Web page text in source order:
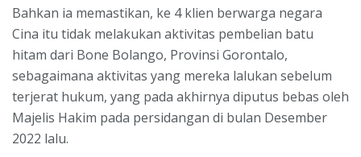
Bahkan ia memastikan, ke 4 klien berwarga negara
Cina itu tidak melakukan aktivitas pembelian batu
hitam dari Bone Bolango, Provinsi Gorontalo,
sebagaimana aktivitas yang mereka lalukan sebelum
terjerat hukum, yang pada akhirnya diputus bebas oleh
Majelis Hakim pada persidangan di bulan Desember
2022 lalu.